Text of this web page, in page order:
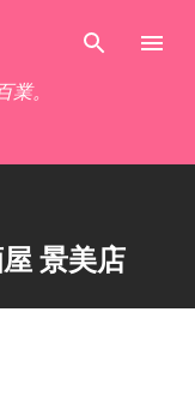
。
景美店